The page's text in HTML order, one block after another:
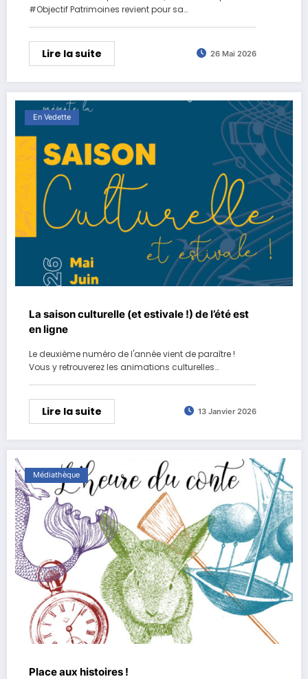
#Objectif Patrimoines revient pour sa…
Lire la suite 26 Mai 2026
En Vedette
La saison culturelle (et estivale !) de l’été est
en ligne
Le deuxième numéro de l'année vient de paraître !
Vous y retrouverez les animations culturelles…
Lire la suite 13 Janvier 2026
Médiathèque
Place aux histoires !